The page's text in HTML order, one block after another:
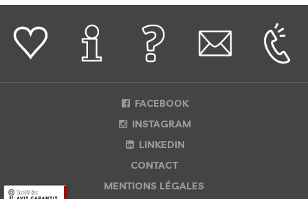
FACEBOOK
INSTAGRAM
LINKEDIN
CONTACT
MENTIONS LÉGALES